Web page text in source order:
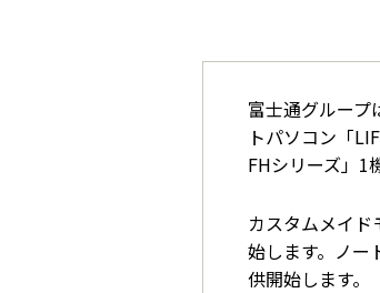
富士通グループ
トパソコン「
FHシリーズ」1
カスタムメイ
始します。ノー
供開始します。